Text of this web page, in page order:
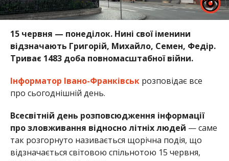
15 червня — понеділок. Нині свої іменини
відзначають Григорій, Михайло, Семен, Федір.
Триває 1483 доба повномасштабної війни.
Інформатор Івано-Франківськрозповідає все
про сьогоднішній день.
Всесвітній день розповсюдження інформації
про зловживання відносно літніх людей — саме
так розгорнуто називається щорічна подія, що
відзначається світовою спільнотою 15 червня,